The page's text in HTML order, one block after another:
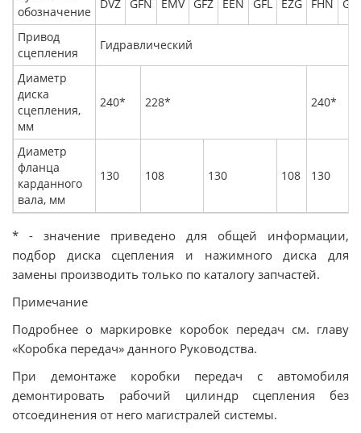
обозначение
DVZ GFN EMV GFZ EEN GFL EZG FHN
Привод
сцепления
Гидравлический
Диаметр
диска
сцепления,
мм
240* 228* 240*
Диаметр
фланца
карданного
вала, мм
130 108 130 108 130
* - значение приведено для общей информации,
подбор диска сцепления и нажимного диска для
замены производить только по каталогу запчастей.
Примечание
Подробнее о маркировке коробок передач см. главу
«Коробка передач» данного Руководства.
При демонтаже коробки передач с автомобиля
демонтировать рабочий цилиндр сцепления без
отсоединения от него магистралей системы.